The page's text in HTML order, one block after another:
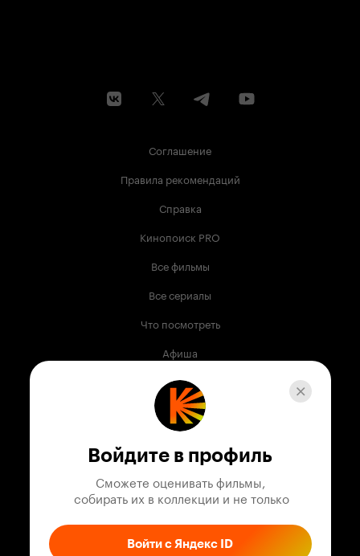
Соглашение
Правила рекомендаций
Справка
Кинопоиск PRO
Все фильмы
Все сериалы
Что посмотреть
Афиша
Музыка
Телепрограмма
Служба поддержки
Войдите в профиль
Сможете оценивать фильмы,
собирать их в коллекции и не только
Войти с Яндекс ID